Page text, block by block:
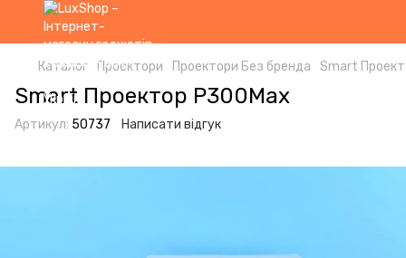
Каталог Проектори Проектори Без бренда Smart
Smart Проектор P300Max
Артикул: 50737 Написати відгук